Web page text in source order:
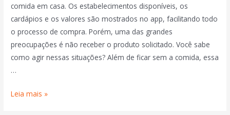
comida em casa. Os estabelecimentos disponíveis, os
cardápios e os valores são mostrados no app, facilitando todo
o processo de compra. Porém, uma das grandes
preocupações é não receber o produto solicitado. Você sabe
como agir nessas situações? Além de ficar sem a comida, essa
…
Leia mais »